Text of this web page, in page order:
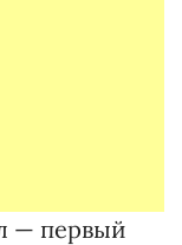
— первый